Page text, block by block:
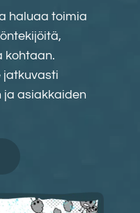
haluaa toimia
kohtaan.
jatkuvasti
ja asiakkaiden